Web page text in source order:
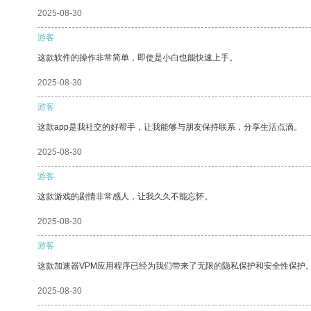
2025-08-30
游客
这款软件的操作非常简单，即使是小白也能快速上手。
2025-08-30
游客
这款app是我社交的好帮手，让我能够与朋友保持联系，分享生活点滴。
2025-08-30
游客
这款游戏的剧情非常感人，让我久久不能忘怀。
2025-08-30
游客
这款加速器VPM应用程序已经为我们带来了无限的隐私保护和安全性保护
2025-08-30